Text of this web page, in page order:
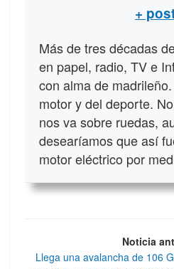
+
Más de tres décadas
en papel, radio, TV e
con alma de
motor y del deporte.
nos va sobre ruedas,
desearíamos que así
motor eléctrico por
Noticia
Llega una avalancha de 106